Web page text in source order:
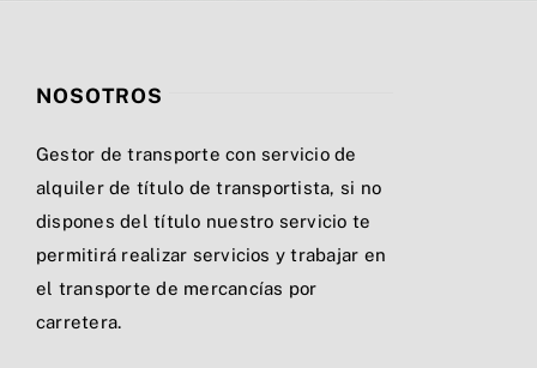
NOSOTROS
Gestor de transporte con servicio de
alquiler de título de transportista, si no
dispones del título nuestro servicio te
permitirá realizar servicios y trabajar en
el transporte de mercancías por
carretera.